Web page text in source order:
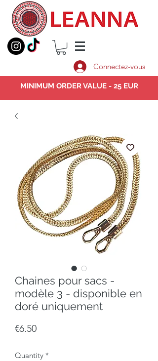
Connectez-vous
MINIMUM ORDER VALUE - 25 EUR
Chaines pour sacs -
modèle 3 - disponible en
doré uniquement
€6.50Price
Quantity *